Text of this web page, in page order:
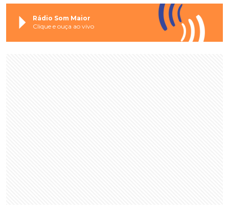
Rádio Som Maior
Clique e ouça ao vivo